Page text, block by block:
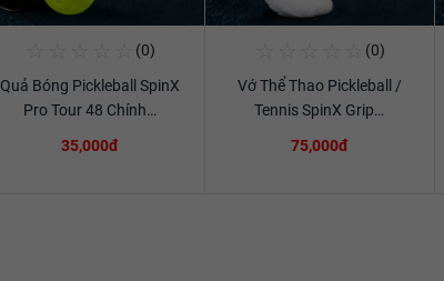
Xem chi tiết
(0)
Quả Bóng Pickleball SpinX
Pro Tour 48 Chính…
35,000đ
(0)
Vớ Thể Thao Pickleball /
Tennis SpinX Grip…
75,000đ